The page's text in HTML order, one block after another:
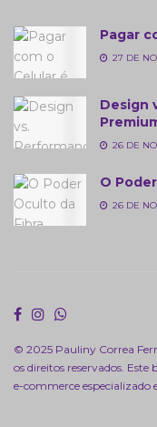
Pagar
27 DE
Design
26 DE
O
26 DE
© 2025 Pauliny Correa
os direitos reservados.
e-commerce especializado